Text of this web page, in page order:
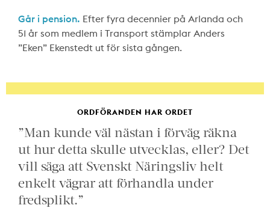
Går i pension. Efter fyra decennier på Arlanda och
51 år som medlem i Transport stämplar Anders
”Eken” Ekenstedt ut för sista gången.
ORDFÖRANDEN HAR ORDET
”Man kunde väl nästan i förväg räkna
ut hur detta skulle utvecklas, eller? Det
vill säga att Svenskt Näringsliv helt
enkelt vägrar att förhandla under
fredsplikt.”